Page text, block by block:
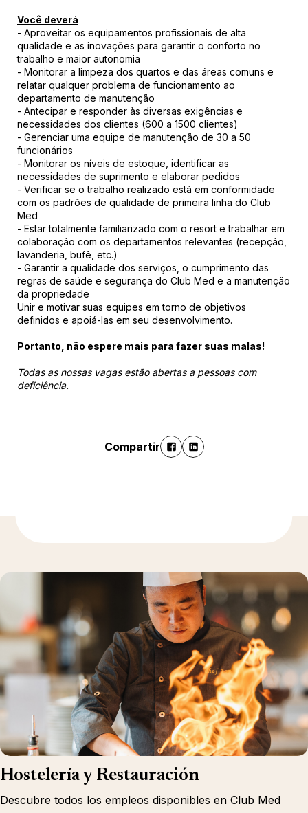
Você deverá
- Aproveitar os equipamentos profissionais de alta
qualidade e as inovações para garantir o conforto no
trabalho e maior autonomia
- Monitorar a limpeza dos quartos e das áreas comuns e
relatar qualquer problema de funcionamento ao
departamento de manutenção
- Antecipar e responder às diversas exigências e
necessidades dos clientes (600 a 1500 clientes)
- Gerenciar uma equipe de manutenção de 30 a 50
funcionários
- Monitorar os níveis de estoque, identificar as
necessidades de suprimento e elaborar pedidos
- Verificar se o trabalho realizado está em conformidade
com os padrões de qualidade de primeira linha do Club
Med
- Estar totalmente familiarizado com o resort e trabalhar em
colaboração com os departamentos relevantes (recepção,
lavanderia, bufê, etc.)
- Garantir a qualidade dos serviços, o cumprimento das
regras de saúde e segurança do Club Med e a manutenção
da propriedade
Unir e motivar suas equipes em torno de objetivos
definidos e apoiá-las em seu desenvolvimento.
Portanto, não espere mais para fazer suas malas!
Todas as nossas vagas estão abertas a pessoas com
deficiência.
Compartir
Hostelería y Restauración
Descubre todos los empleos disponibles en Club Med